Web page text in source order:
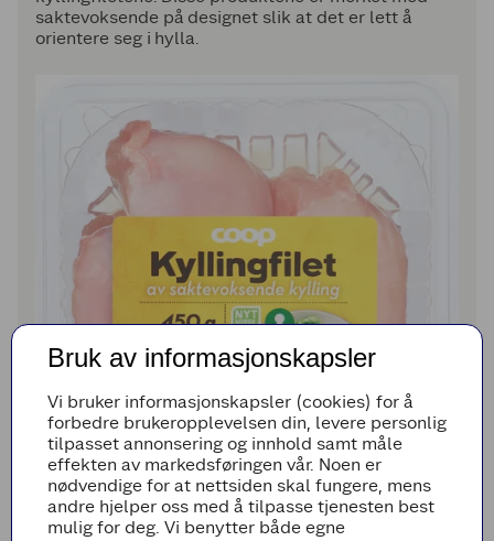
saktevoksende på designet slik at det er lett å
orientere seg i hylla.
Bruk av informasjonskapsler
Vi bruker informasjonskapsler (cookies) for å
forbedre brukeropplevelsen din, levere personlig
tilpasset annonsering og innhold samt måle
effekten av markedsføringen vår. Noen er
nødvendige for at nettsiden skal fungere, mens
andre hjelper oss med å tilpasse tjenesten best
mulig for deg. Vi benytter både egne